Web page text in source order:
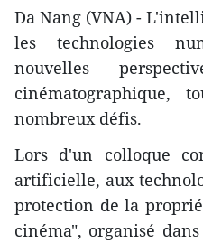
Da Nang (VNA) -
les technologies
nouvelles
nombreux défis.
Lors d'un colloque
artificielle, aux
protection de la
cinéma", organisé